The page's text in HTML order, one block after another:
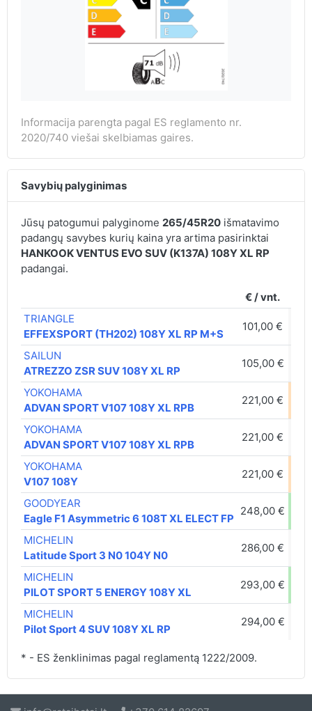
Informacija parengta pagal ES reglamento nr.
2020/740 viešai skelbiamas gaires.
Savybių palyginimas
Jūsų patogumui palyginome 265/45R20išmatavimo
padangų savybes kurių kaina yra artima pasirinktai
HANKOOK VENTUS EVO SUV (K137A) 108Y XL RP
padangai.
€ / vnt.
TRIANGLE
EFFEXSPORT (TH202) 108Y XL RP M+S
101,00 €
SAILUN
ATREZZO ZSR SUV 108Y XL RP
105,00 €
YOKOHAMA
ADVAN SPORT V107 108Y XL RPB
221,00 €
YOKOHAMA
ADVAN SPORT V107 108Y XL RPB
221,00 €
YOKOHAMA
V107 108Y
221,00 €
GOODYEAR
Eagle F1 Asymmetric 6 108T XL ELECT FP
248,00 €
MICHELIN
Latitude Sport 3 N0 104Y N0
286,00 €
MICHELIN
PILOT SPORT 5 ENERGY 108Y XL
293,00 €
MICHELIN
Pilot Sport 4 SUV 108Y XL RP
294,00 €
* - ES ženklinimas pagal reglamentą 1222/2009.